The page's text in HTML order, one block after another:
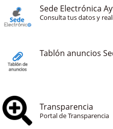
Sede Electrónica
Consulta tus datos y
Tablón anuncios
Transparencia
Portal de Transparencia